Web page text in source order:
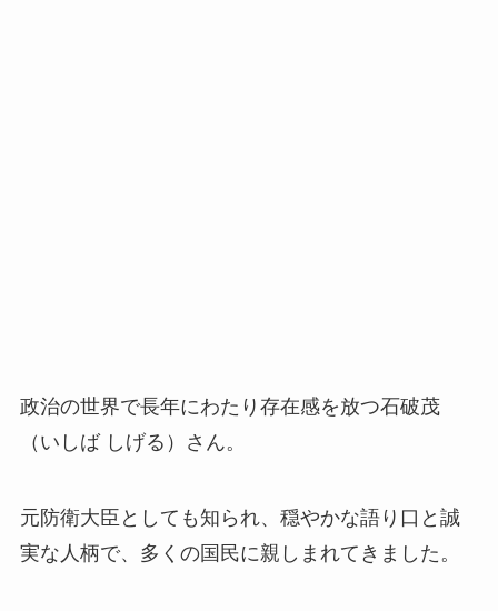
政治の世界で長年にわたり存在感を放つ石破茂
（いしば しげる）さん。
元防衛大臣としても知られ、穏やかな語り口と誠
実な人柄で、多くの国民に親しまれてきました。